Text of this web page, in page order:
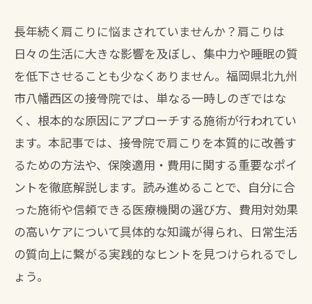
長年続く肩こりに悩まされていませんか？肩こりは
日々の生活に大きな影響を及ぼし、集中力や睡眠の質
を低下させることも少なくありません。福岡県北九州
市八幡西区の接骨院では、単なる一時しのぎではな
く、根本的な原因にアプローチする施術が行われてい
ます。本記事では、接骨院で肩こりを本質的に改善す
るための方法や、保険適用・費用に関する重要なポイ
ントを徹底解説します。読み進めることで、自分に合
った施術や信頼できる医療機関の選び方、費用対効果
の高いケアについて具体的な知識が得られ、日常生活
の質向上に繋がる実践的なヒントを見つけられるでし
ょう。